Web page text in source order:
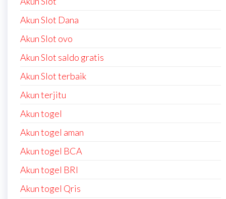
Akun Slot Dana
Akun Slot ovo
Akun Slot saldo gratis
Akun Slot terbaik
Akun terjitu
Akun togel
Akun togel aman
Akun togel BCA
Akun togel BRI
Akun togel Qris